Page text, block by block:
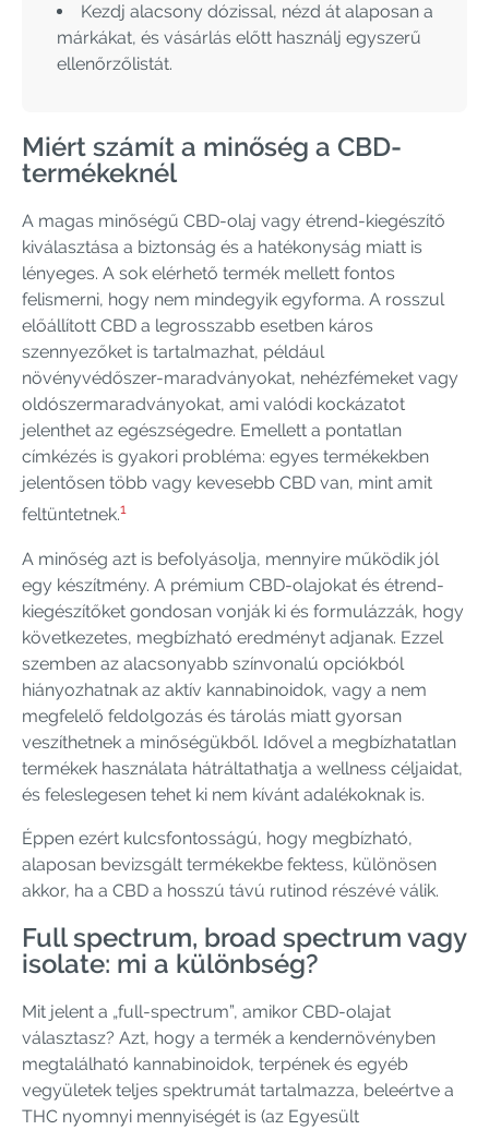
Kezdj alacsony dózissal, nézd át alaposan a
márkákat, és vásárlás előtt használj egyszerű
ellenőrzőlistát.
Miért számít a minőség a CBD-
termékeknél
A magas minőségű CBD-olaj vagy étrend-kiegészítő
kiválasztása a biztonság és a hatékonyság miatt is
lényeges. A sok elérhető termék mellett fontos
felismerni, hogy nem mindegyik egyforma. A rosszul
előállított CBD a legrosszabb esetben káros
szennyezőket is tartalmazhat, például
növényvédőszer-maradványokat, nehézfémeket vagy
oldószermaradványokat, ami valódi kockázatot
jelenthet az egészségedre. Emellett a pontatlan
címkézés is gyakori probléma: egyes termékekben
jelentősen több vagy kevesebb CBD van, mint amit
feltüntetnek.1
A minőség azt is befolyásolja, mennyire működik jól
egy készítmény. A prémium CBD-olajokat és étrend-
kiegészítőket gondosan vonják ki és formulázzák, hogy
következetes, megbízható eredményt adjanak. Ezzel
szemben az alacsonyabb színvonalú opciókból
hiányozhatnak az aktív kannabinoidok, vagy a nem
megfelelő feldolgozás és tárolás miatt gyorsan
veszíthetnek a minőségükből. Idővel a megbízhatatlan
termékek használata hátráltathatja a wellness céljaidat,
és feleslegesen tehet ki nem kívánt adalékoknak is.
Éppen ezért kulcsfontosságú, hogy megbízható,
alaposan bevizsgált termékekbe fektess, különösen
akkor, ha a CBD a hosszú távú rutinod részévé válik.
Full spectrum, broad spectrum vagy
isolate: mi a különbség?
Mit jelent a „full-spectrum”, amikor CBD-olajat
választasz? Azt, hogy a termék a kendernövényben
megtalálható kannabinoidok, terpének és egyéb
vegyületek teljes spektrumát tartalmazza, beleértve a
THC nyomnyi mennyiségét is (az Egyesült